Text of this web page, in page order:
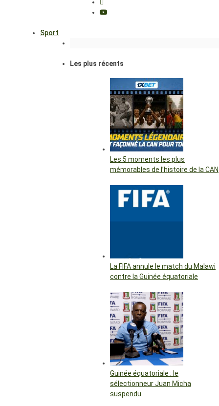
Sport
Les plus récents
Les 5 moments les plus
mémorables de l’histoire de la CAN
La FIFA annule le match du Malawi
contre la Guinée équatoriale
Guinée équatoriale : le
sélectionneur Juan Micha
suspendu